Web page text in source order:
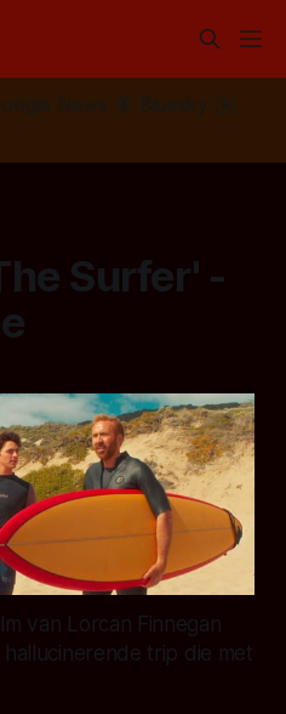
News 🦋 Bluesky
✉️
Surfer' -
van Lorcan Finnegan
hallucinerende trip die met